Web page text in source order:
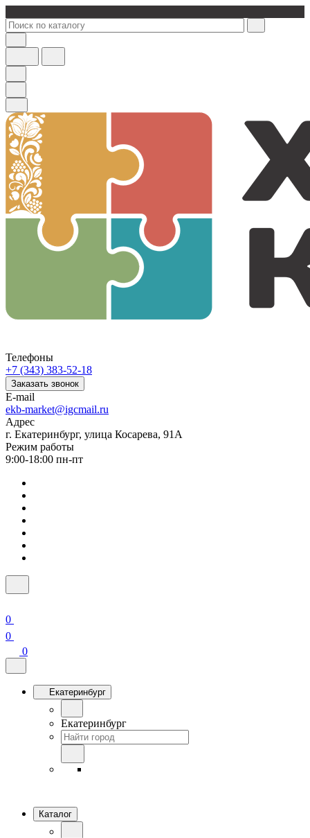
Телефоны
+7 (343) 383-52-18
Заказать звонок
E-mail
ekb-market@igcmail.ru
Адрес
г. Екатеринбург, улица Косарева, 91А
Режим работы
9:00-18:00 пн-пт
0
0
0
Екатеринбург
Екатеринбург
Каталог